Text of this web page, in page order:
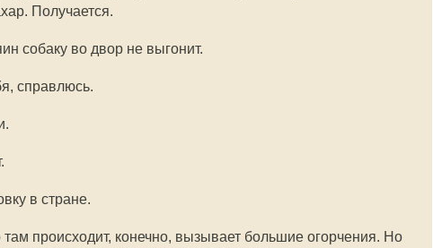
Получается.
собаку во двор не выгонит.
справлюсь.
в стране.
происходит, конечно, вызывает большие огорчения. Но